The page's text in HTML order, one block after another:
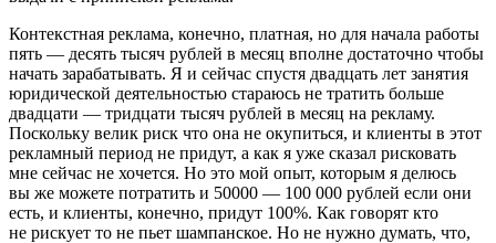
Контекстная реклама, конечно, платная, но для начала работы
пять — десять тысяч рублей в месяц вполне достаточно чтобы
начать зарабатывать. Я и сейчас спустя двадцать лет занятия
юридической деятельностью стараюсь не тратить больше
двадцати — тридцати тысяч рублей в месяц на рекламу.
Поскольку велик риск что она не окупиться, и клиенты в этот
рекламный период не придут, а как я уже сказал рисковать
мне сейчас не хочется. Но это мой опыт, которым я делюсь
вы же можете потратить и 50000 — 100 000 рублей если они
есть, и клиенты, конечно, придут 100%. Как говорят кто
не рискует то не пьет шампанское. Но не нужно думать, что,